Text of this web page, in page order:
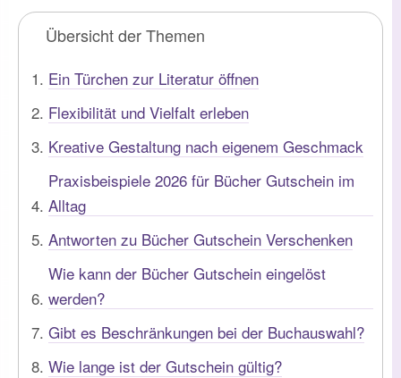
Übersicht der Themen
Ein Türchen zur Literatur öffnen
Flexibilität und Vielfalt erleben
Kreative Gestaltung nach eigenem Geschmack
Praxisbeispiele 2026 für Bücher Gutschein im
Alltag
Antworten zu Bücher Gutschein Verschenken
Wie kann der Bücher Gutschein eingelöst
werden?
Gibt es Beschränkungen bei der Buchauswahl?
Wie lange ist der Gutschein gültig?